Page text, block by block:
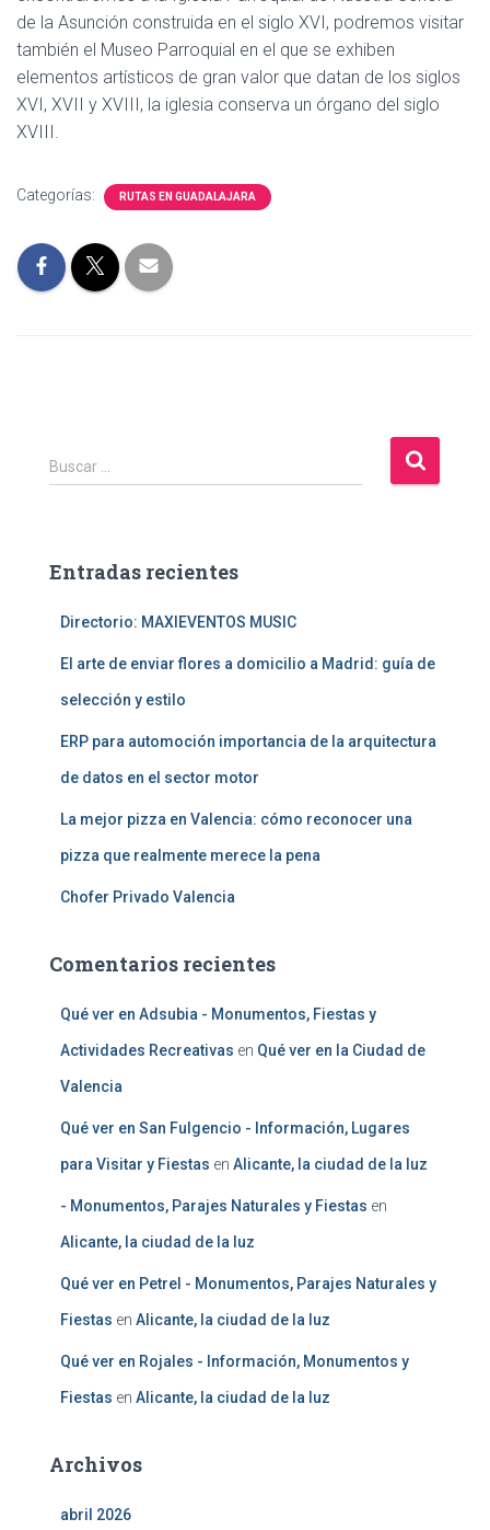
de la Asunción construida en el siglo XVI, podremos visitar
también el Museo Parroquial en el que se exhiben
elementos artísticos de gran valor que datan de los siglos
XVI, XVII y XVIII, la iglesia conserva un órgano del siglo
XVIII.
Categorías: RUTAS EN GUADALAJARA
B
u
r
Buscar …
Entradas recientes
Directorio: MAXIEVENTOS MUSIC
El arte de enviar flores a domicilio a Madrid: guía de
selección y estilo
ERP para automoción importancia de la arquitectura
de datos en el sector motor
La mejor pizza en Valencia: cómo reconocer una
pizza que realmente merece la pena
Chofer Privado Valencia
Comentarios recientes
Qué ver en Adsubia - Monumentos, Fiestas y
Actividades Recreativas en Qué ver en la Ciudad de
Valencia
Qué ver en San Fulgencio - Información, Lugares
para Visitar y Fiestas en Alicante, la ciudad de la luz
- Monumentos, Parajes Naturales y Fiestas en
Alicante, la ciudad de la luz
Qué ver en Petrel - Monumentos, Parajes Naturales y
Fiestas en Alicante, la ciudad de la luz
Qué ver en Rojales - Información, Monumentos y
Fiestas en Alicante, la ciudad de la luz
Archivos
abril 2026